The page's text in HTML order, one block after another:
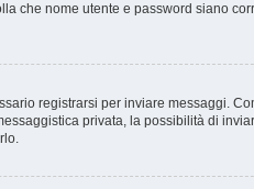
che nome utente e password siano
registrarsi per inviare messaggi.
privata, la possibilità di